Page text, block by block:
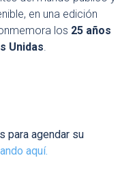
en una edición
los 25 años
Unidas.
para agendar su
aquí.